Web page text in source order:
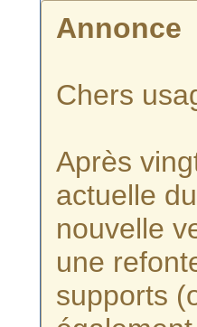
Annonce
Chers
Après
actuelle
nouvelle
une
supports